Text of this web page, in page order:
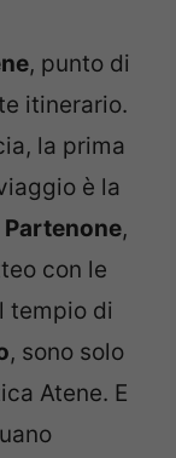
, punto di
itinerario.
la prima
è la
Partenone,
con le
tempio di
, sono solo
Atene. E